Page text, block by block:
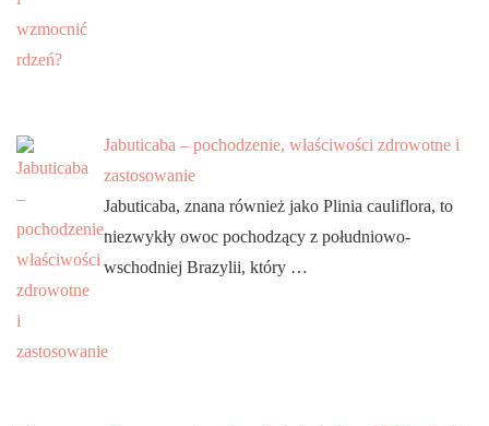
Jabuticaba – pochodzenie, właściwości zdrowotne i
zastosowanie
Jabuticaba, znana również jako Plinia cauliflora, to
niezwykły owoc pochodzący z południowo-
wschodniej Brazylii, który …